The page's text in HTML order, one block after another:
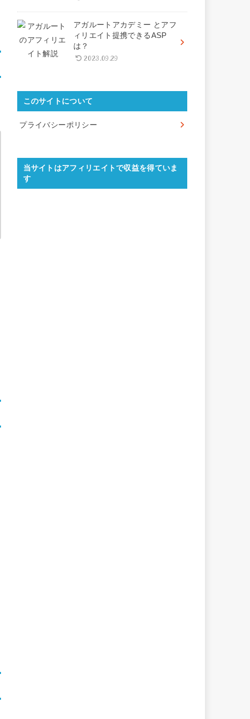
アガルートアカデミー とアフ
ィリエイト提携できるASP
は？
2023.09.29
このサイトについて
プライバシーポリシー
当サイトはアフィリエイトで収益を得ていま
す